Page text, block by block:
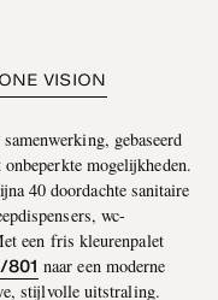
VISION
gebaseerd
mogelijkheden.
40 doordachte sanitaire
wc-
een fris kleurenpalet
801 naar een moderne
stijlvolle uitstraling.